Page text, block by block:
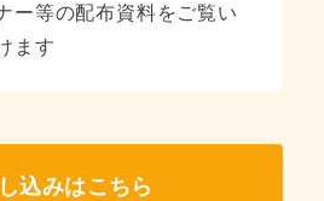
ー等の配布資料をご覧い
ます
込みはこちら